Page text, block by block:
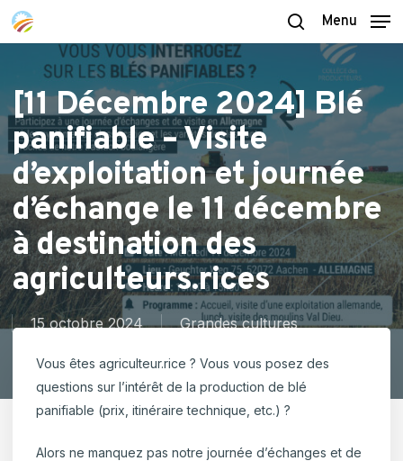
Skip
search
Menu
[11 Décembre 2024] Blé
panifiable – Visite
d’exploitation et journée
d’échange le 11 décembre
à destination des
agriculteurs.rices
15 octobre 2024 Grandes cultures
Vous êtes agriculteur.rice ? Vous vous posez des
questions sur l’intérêt de la production de blé
panifiable (prix, itinéraire technique, etc.) ?
Alors ne manquez pas notre journée d’échanges et de